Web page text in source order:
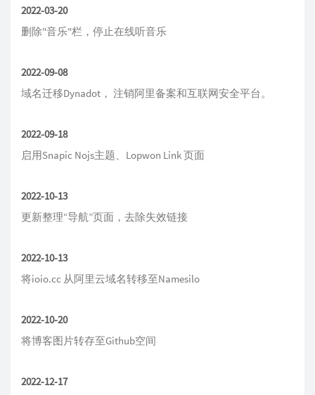
2022-03-20
删除"音乐"栏，停止在线听音乐
2022-09-08
域名迁移Dynadot， 注销阿里备案和互联网安全平台。
2022-09-18
启用Snapic Nojs主题、Lopwon Link 页面
2022-10-13
更新整理“导航”页面，去除失效链接
2022-10-13
将ioio.cc 从阿里云域名转移至Namesilo
2022-10-20
将博客图片转存至Github空间
2022-12-17